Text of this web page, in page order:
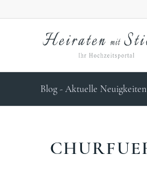
Blog - Aktuelle Neuigkeiten